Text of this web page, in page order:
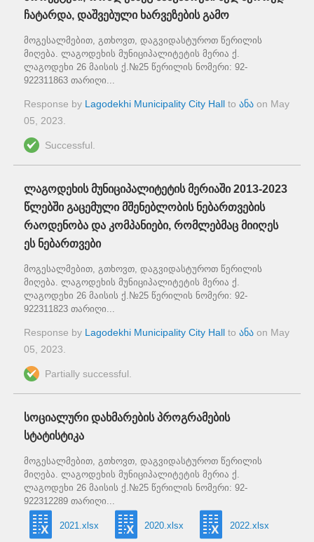
ჩატარდა, დაშვებული ხარვეზების გამო
მოგესალმებით, გთხოვთ, დაგვიდასტუროთ წერილის
მიღება. ლაგოდეხის მუნიციპალიტეტის მერია ქ.
ლაგოდეხი 26 მაისის ქ.№25 წერილის ნომერი: 92-
922311863 თარიღი...
Response by Lagodekhi Municipality City Hall to ანა on May
05, 2023
Successful.
ლაგოდეხის მუნიციპალიტეტის მერიაში 2013-2023
წლებში გაცემული მშენებლობის ნებართვების
რაოდენობა და კომპანიები, რომლებმაც მიიღეს
ეს ნებართვები
მოგესალმებით, გთხოვთ, დაგვიდასტუროთ წერილის
მიღება. ლაგოდეხის მუნიციპალიტეტის მერია ქ.
ლაგოდეხი 26 მაისის ქ.№25 წერილის ნომერი: 92-
922311823 თარიღი...
Response by Lagodekhi Municipality City Hall to ანა on May
05, 2023
Partially successful.
სოციალური დახმარების პროგრამების
სტატისტიკა
მოგესალმებით, გთხოვთ, დაგვიდასტუროთ წერილის
მიღება. ლაგოდეხის მუნიციპალიტეტის მერია ქ.
ლაგოდეხი 26 მაისის ქ.№25 წერილის ნომერი: 92-
922312289 თარიღი...
2021.xlsx 2020.xlsx 2022.xlsx